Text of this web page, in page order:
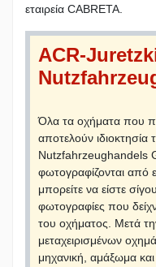
εταιρεία CABRETA.
ACR-
Όλα τα οχήματα που
αποτελούν
Nutzfahrzeughandels
φωτογραφίζονται από
μπορείτε να είστε
φωτογραφίες που
του οχήματος. Μετά
μεταχειρισμένων
μηχανική, αμάξωμα